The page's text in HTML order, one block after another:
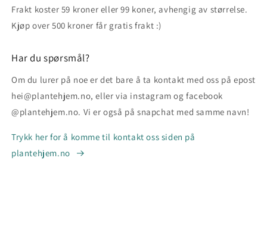
Frakt koster 59 kroner eller 99 koner, avhengig av størrelse.
Kjøp over 500 kroner får gratis frakt :)
Har du spørsmål?
Om du lurer på noe er det bare å ta kontakt med oss på epost
hei@plantehjem.no, eller via instagram og facebook
@plantehjem.no. Vi er også på snapchat med samme navn!
Trykk her for å komme til kontakt oss siden på
plantehjem.no